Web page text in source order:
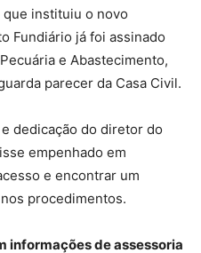
que instituiu o novo
Fundiário já foi assinado
e Abastecimento,
parecer da Casa Civil.
dedicação do diretor do
empenhado em
e encontrar um
procedimentos.
informações de assessoria